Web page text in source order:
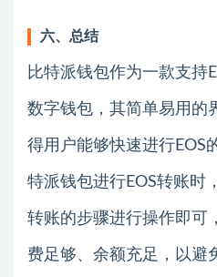
六、总结
比特派钱包作为一款支持
数字钱包，其简单易用的
得用户能够快速进行EOS
特派钱包进行EOS转账时
转账的步骤进行操作即可
费足够、余额充足，以避